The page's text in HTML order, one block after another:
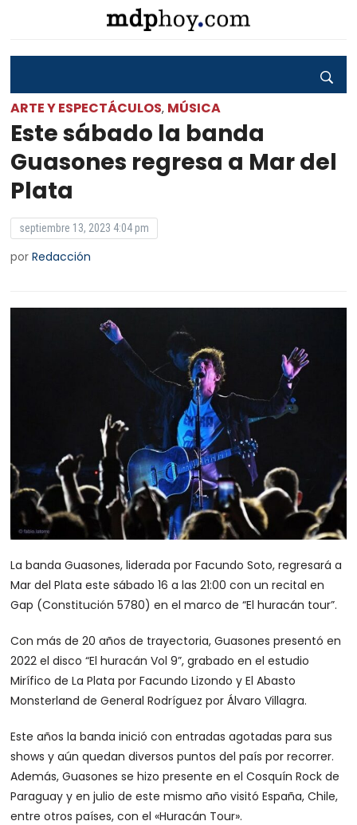
ARTE Y ESPECTÁCULOS, MÚSICA
Este sábado la banda
Guasones regresa a Mar del
Plata
septiembre 13, 2023 4:04 pm
porRedacción
La banda Guasones, liderada por Facundo Soto, regresará a
Mar del Plata este sábado 16 a las 21:00 con un recital en
Gap (Constitución 5780) en el marco de “El huracán tour”.
Con más de 20 años de trayectoria, Guasones presentó en
2022 el disco “El huracán Vol 9”, grabado en el estudio
Mirífico de La Plata por Facundo Lizondo y El Abasto
Monsterland de General Rodríguez por Álvaro Villagra.
Este años la banda inició con entradas agotadas para sus
shows y aún quedan diversos puntos del país por recorrer.
Además, Guasones se hizo presente en el Cosquín Rock de
Paraguay y en julio de este mismo año visitó España, Chile,
entre otros países, con el «Huracán Tour».